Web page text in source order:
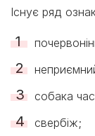
Існує ряд
собака
свербіж;